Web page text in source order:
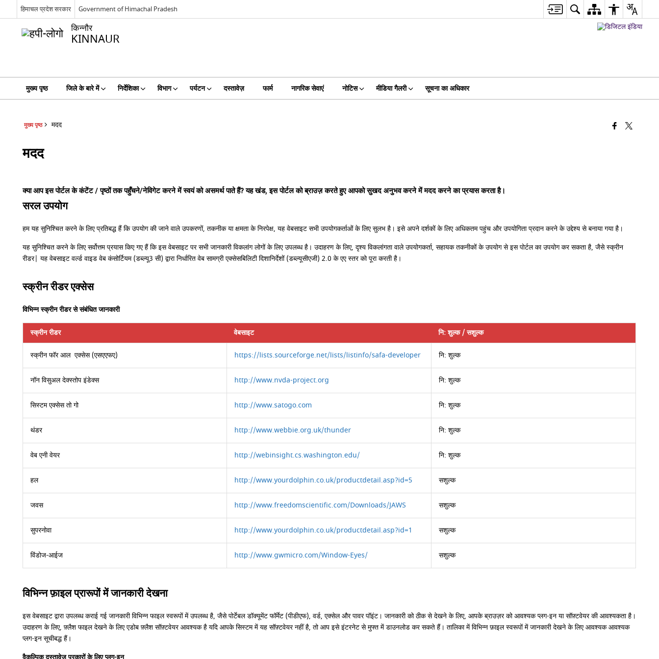
हिमाचल प्रदेश सरकार Government of Himachal Pradesh
किन्नौर
KINNAUR
मुख्य पृष्ठ जिले के बारे में निर्देशिका विभाग पर्यटन दस्तावेज़ फार्म नागरिक सेवाएं नोटिस मीडिया गैलरी सूचना का अधिकार
मुख्य पृष्ठ मदद
मदद
क्या आप इस पोर्टल के कंटेंट / पृष्ठों तक पहुँचने/नेविगेट करने में स्वयं को असमर्थ पाते हैं? यह खंड, इस पोर्टल को ब्राउज़ करते हुए आपको सुखद अनुभव करने में मदद करने का प्रयास करता है।
सरल उपयोग
हम यह सुनिश्चित करने के लिए प्रतिबद्ध हैं कि उपयोग की जाने वाले उपकरणों, तकनीक या क्षमता के निरपेक्ष, यह वेबसाइट सभी उपयोगकर्ताओं के लिए सुलभ है। इसे अपने दर्शकों के लिए अधिकतम पहुंच और उपयोगिता प्रदान करने के उद्देश्य से बनाया गया है।
यह सुनिश्चित करने के लिए सर्वोत्तम प्रयास किए गए हैं कि इस वेबसाइट पर सभी जानकारी विकलांग लोगों के लिए उपलब्ध है। उदाहरण के लिए, दृश्य विकलांगता वाले उपयोगकर्ता, सहायक तकनीकों के उपयोग से इस पोर्टल का उपयोग कर सकता है, जैसे स्क्रीन
रीडर| यह वेबसाइट वर्ल्ड वाइड वेब कंसोर्टियम (डब्ल्यू3 सी) द्वारा निर्धारित वेब सामग्री एक्सेसबिलिटी दिशानिर्देशों (डब्ल्यूसीएजी) 2.0 के एए स्तर को पूरा करती है।
स्क्रीन रीडर एक्सेस
विभिन्न स्क्रीन रीडर से संबंधित जानकारी
स्क्रीन रीडर वेबसाइट नि: शुल्क / सशुल्क
स्क्रीन फॉर आल एक्सेस (एसएएफए) https://lists.sourceforge.net/lists/listinfo/safa-developer नि: शुल्क
नॉन विसुअल देक्स्तोप इंडेक्स http://www.nvda-project.org नि: शुल्क
सिस्टम एक्सेस तो गो http://www.satogo.com नि: शुल्क
थंडर http://www.webbie.org.uk/thunder नि: शुल्क
वेब एनी वेयर http://webinsight.cs.washington.edu/ नि: शुल्क
हल http://www.yourdolphin.co.uk/productdetail.asp?id=5 सशुल्क
जवस http://www.freedomscientific.com/Downloads/JAWS सशुल्क
सुपरनोवा http://www.yourdolphin.co.uk/productdetail.asp?id=1 सशुल्क
विंडोज-आईज http://www.gwmicro.com/Window-Eyes/ सशुल्क
विभिन्न फ़ाइल प्रारूपों में जानकारी देखना
इस वेबसाइट द्वारा उपलब्ध कराई गई जानकारी विभिन्न फाइल स्वरूपों में उपलब्ध है, जैसे पोर्टेबल डॉक्यूमेंट फॉर्मेट (पीडीएफ), वर्ड, एक्सेल और पावर पॉइंट। जानकारी को ठीक से देखने के लिए, आपके ब्राउज़र को आवश्यक प्लग-इन या सॉफ़्टवेयर की आवश्यकता है।
उदाहरण के लिए, फ़्लैश फाइल देखने के लिए एडोब फ़्लैश सॉफ़्टवेयर आवश्यक है यदि आपके सिस्टम में यह सॉफ़्टवेयर नहीं है, तो आप इसे इंटरनेट से मुफ्त में डाउनलोड कर सकते हैं। तालिका में विभिन्न फ़ाइल स्वरूपों में जानकारी देखने के लिए आवश्यक आवश्यक
प्लग-इन सूचीबद्ध हैं।